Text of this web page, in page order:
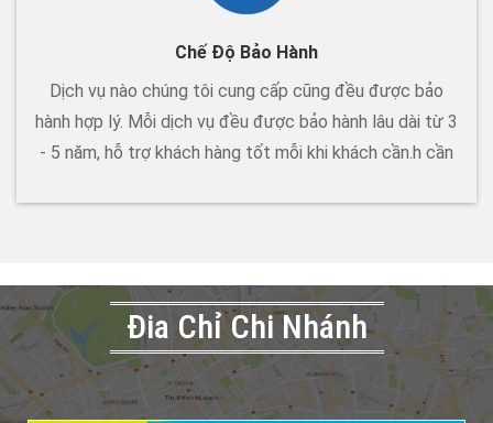
Chế Độ Bảo Hành
Dịch vụ nào chúng tôi cung cấp cũng đều được bảo
hành hợp lý. Mỗi dịch vụ đều được bảo hành lâu dài từ 3
- 5 năm, hỗ trợ khách hàng tốt mỗi khi khách cần.h cần
Đia Chỉ Chi Nhánh